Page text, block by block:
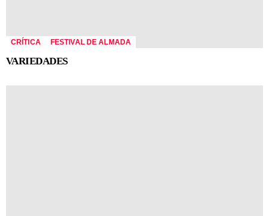
CRÍTICA FESTIVAL DE ALMADA
VARIEDADES